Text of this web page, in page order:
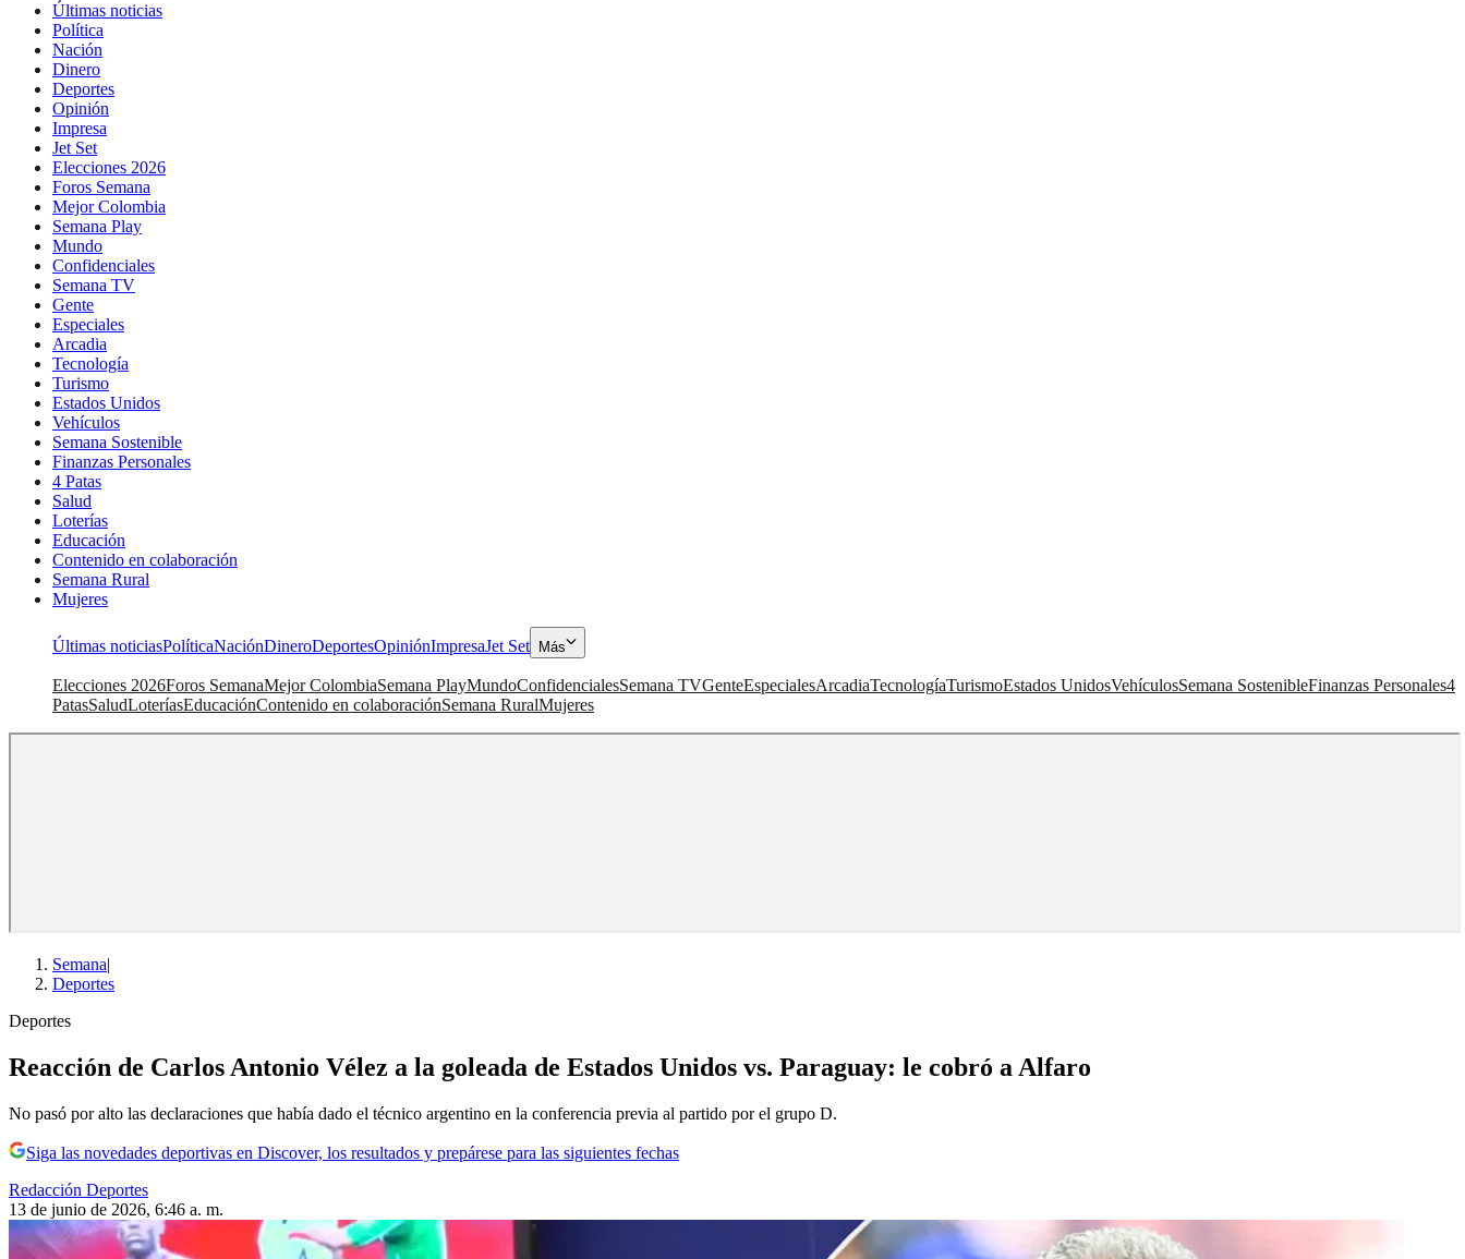
Últimas noticias
Política
Nación
Dinero
Deportes
Opinión
Impresa
Jet Set
Elecciones 2026
Foros Semana
Mejor Colombia
Semana Play
Mundo
Confidenciales
Semana TV
Gente
Especiales
Arcadia
Tecnología
Turismo
Estados Unidos
Vehículos
Semana Sostenible
Finanzas Personales
4 Patas
Salud
Loterías
Educación
Contenido en colaboración
Semana Rural
Mujeres
Últimas noticiasPolíticaNaciónDineroDeportesOpiniónImpresaJet Set Más
Elecciones 2026Foros SemanaMejor ColombiaSemana PlayMundoConfidencialesSemana TVGenteEspecialesArcadiaTecnologíaTurismoEstados UnidosVehículosSemana SostenibleFinanzas Personales4
PatasSaludLoteríasEducaciónContenido en colaboraciónSemana RuralMujeres
Semana|
Deportes
Deportes
Reacción de Carlos Antonio Vélez a la goleada de Estados Unidos vs. Paraguay: le cobró a Alfaro
No pasó por alto las declaraciones que había dado el técnico argentino en la conferencia previa al partido por el grupo D.
Siga las novedades deportivas en Discover, los resultados y prepárese para las siguientes fechas
Redacción Deportes
13 de junio de 2026, 6:46 a. m.